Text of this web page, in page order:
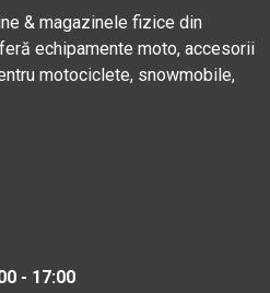
& magazinele fizice din
echipamente moto, accesorii
motociclete, snowmobile,
- 17:00